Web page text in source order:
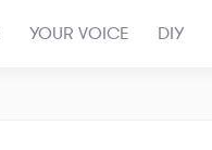
YOUR VOICE DIY